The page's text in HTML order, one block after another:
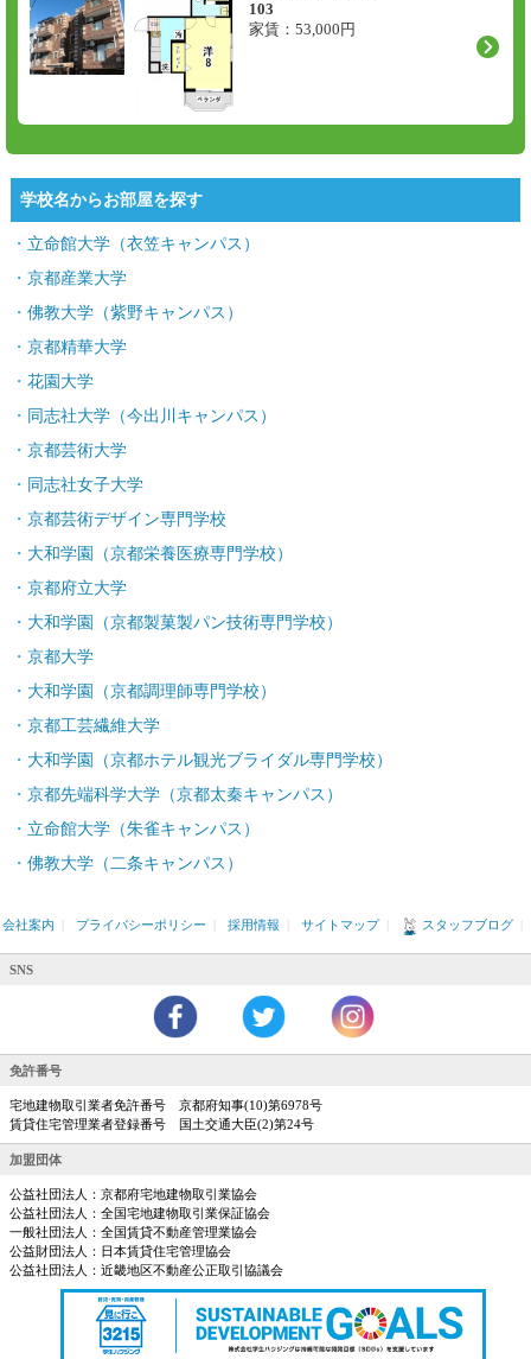
103
家賃： 53,000 円
学校名からお部屋を探す
立命館大学（衣笠キャンパス）
京都産業大学
佛教大学（紫野キャンパス）
京都精華大学
花園大学
同志社大学（今出川キャンパス）
京都芸術大学
同志社女子大学
京都芸術デザイン専門学校
大和学園（京都栄養医療専門学校）
京都府立大学
大和学園（京都製菓製パン技術専門学校）
京都大学
大和学園（京都調理師専門学校）
京都工芸繊維大学
大和学園（京都ホテル観光ブライダル専門学校）
京都先端科学大学（京都太秦キャンパス）
立命館大学（朱雀キャンパス）
佛教大学（二条キャンパス）
会社案内 プライバシーポリシー 採用情報 サイトマップ スタッフブログ
SNS
免許番号
宅地建物取引業者免許番号 京都府知事(10)第6978号
賃貸住宅管理業者登録番号 国土交通大臣(2)第24号
加盟団体
公益社団法人：京都府宅地建物取引業協会
公益社団法人：全国宅地建物取引業保証協会
一般社団法人：全国賃貸不動産管理業協会
公益財団法人：日本賃貸住宅管理協会
公益社団法人：近畿地区不動産公正取引協議会